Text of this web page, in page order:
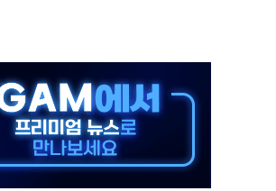
- 8월 7일
"통행 막을 권한 없어"